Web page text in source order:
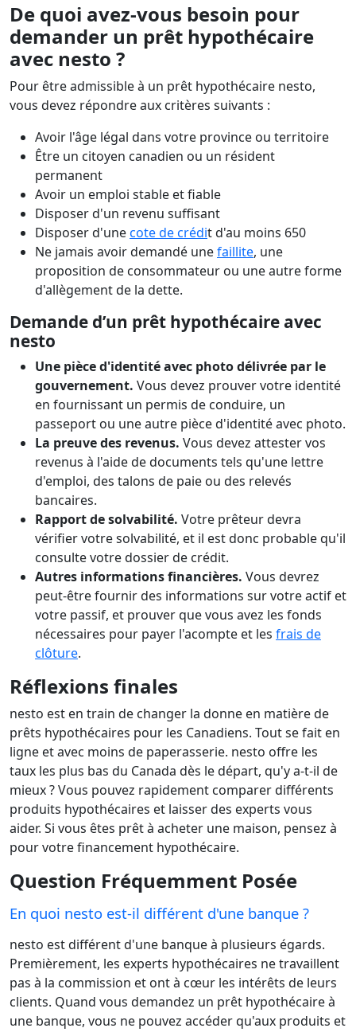
De quoi avez-vous besoin pour
demander un prêt hypothécaire
avec nesto ?
Pour être admissible à un prêt hypothécaire nesto,
vous devez répondre aux critères suivants :
Avoir l'âge légal dans votre province ou territoire
Être un citoyen canadien ou un résident
permanent
Avoir un emploi stable et fiable
Disposer d'un revenu suffisant
Disposer d'unecote de crédit d'au moins 650
Ne jamais avoir demandé unefaillite, une
proposition de consommateur ou une autre forme
d'allègement de la dette.
Demande d’un prêt hypothécaire avec
nesto
Une pièce d'identité avec photo délivrée par le
gouvernement. Vous devez prouver votre identité
en fournissant un permis de conduire, un
passeport ou une autre pièce d'identité avec photo.
La preuve des revenus. Vous devez attester vos
revenus à l'aide de documents tels qu'une lettre
d'emploi, des talons de paie ou des relevés
bancaires.
Rapport de solvabilité. Votre prêteur devra
vérifier votre solvabilité, et il est donc probable qu'il
consulte votre dossier de crédit.
Autres informations financières. Vous devrez
peut-être fournir des informations sur votre actif et
votre passif, et prouver que vous avez les fonds
nécessaires pour payer l'acompte et les frais de
clôture.
Réflexions finales
nesto est en train de changer la donne en matière de
prêts hypothécaires pour les Canadiens. Tout se fait en
ligne et avec moins de paperasserie. nesto offre les
taux les plus bas du Canada dès le départ, qu'y a-t-il de
mieux ? Vous pouvez rapidement comparer différents
produits hypothécaires et laisser des experts vous
aider. Si vous êtes prêt à acheter une maison, pensez à
pour votre financement hypothécaire.
Question Fréquemment Posée
En quoi nesto est-il différent d'une banque ?
nesto est différent d'une banque à plusieurs égards.
Premièrement, les experts hypothécaires ne travaillent
pas à la commission et ont à cœur les intérêts de leurs
clients. Quand vous demandez un prêt hypothécaire à
une banque, vous ne pouvez accéder qu'aux produits et